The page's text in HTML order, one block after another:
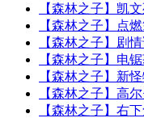
【森林之子】凯
【森林之子】点
【森林之子】剧
【森林之子】电
【森林之子】新
【森林之子】高
【森林之子】右